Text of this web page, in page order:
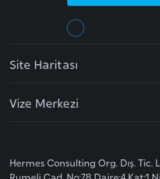
Site Haritası
Vize Merkezi
Hermes Consulting Org. Dış. Tic.
Ç
k
h